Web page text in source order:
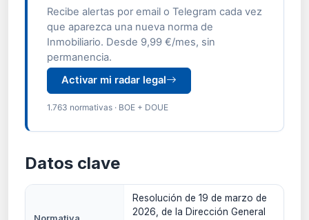
Recibe alertas por email o Telegram cada vez
que aparezca una nueva norma de
Inmobiliario. Desde 9,99 €/mes, sin
permanencia.
Activar mi radar legal
1.763 normativas · BOE + DOUE
Datos clave
Resolución de 19 de marzo de
2026, de la Dirección General